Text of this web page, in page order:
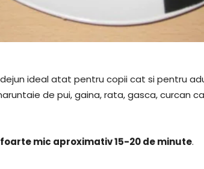
ideal atat pentru copii cat si pentru
de pui, gaina, rata, gasca, curcan
mic aproximativ 15-20 de minute.